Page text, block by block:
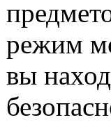
режим
вы